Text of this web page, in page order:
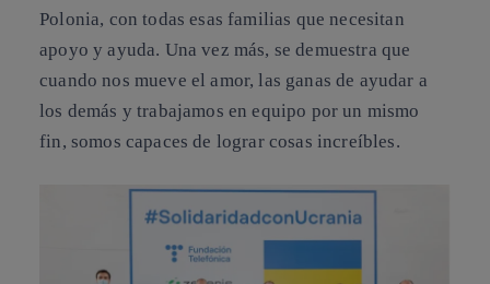
Polonia, con todas esas familias que necesitan
apoyo y ayuda. Una vez más, se demuestra que
cuando nos mueve el amor, las ganas de ayudar a
los demás y trabajamos en equipo por un mismo
fin, somos capaces de lograr cosas increíbles.